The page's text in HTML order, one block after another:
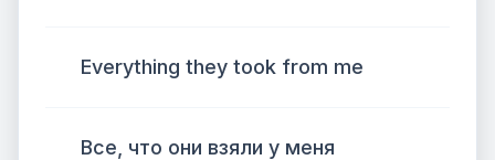
Everything they took from me
Все, что они взяли у меня